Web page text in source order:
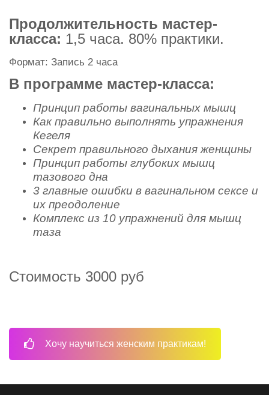
Продолжительность мастер-
класса: 1,5 часа. 80% практики.
Формат: Запись 2 часа
В программе мастер-класса:
Принцип работы вагинальных мышц
Как правильно выполнять упражнения
Кегеля
Секрет правильного дыхания женщины
Принцип работы глубоких мышц
тазового дна
3 главные ошибки в вагинальном сексе и
их преодоление
Комплекс из 10 упражнений для мышц
таза
Стоимость 3000 руб
Хочу научиться женским практикам!